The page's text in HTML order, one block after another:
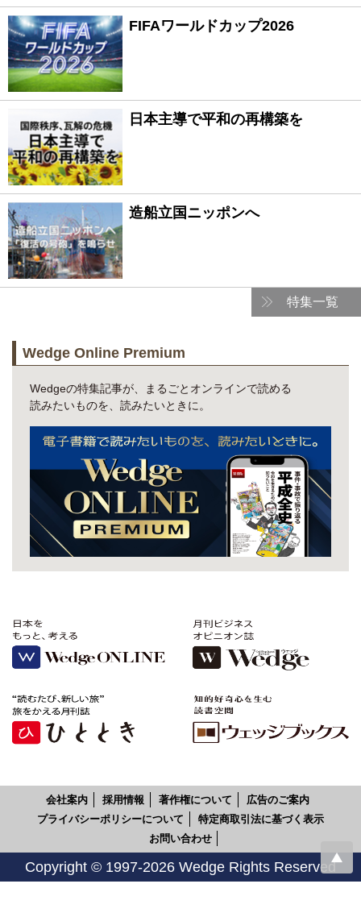
FIFAワールドカップ2026
日本主導で平和の再構築を
造船立国ニッポンへ
特集一覧
Wedge Online Premium
Wedgeの特集記事が、まるごとオンラインで読める
読みたいものを、読みたいときに。
会社案内 採用情報 著作権について
広告のご案内
プライバシーポリシーについて
特定商取引法に基づく表示
お問い合わせ
Copyright © 1997-2026 Wedge Rights Reserved